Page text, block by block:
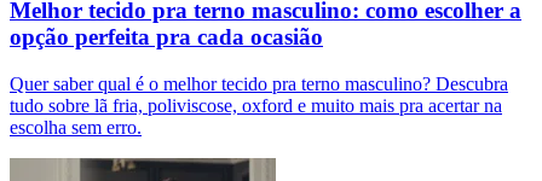
Melhor tecido pra terno masculino: como escolher a
opção perfeita pra cada ocasião
Quer saber qual é o melhor tecido pra terno masculino? Descubra
tudo sobre lã fria, poliviscose, oxford e muito mais pra acertar na
escolha sem erro.